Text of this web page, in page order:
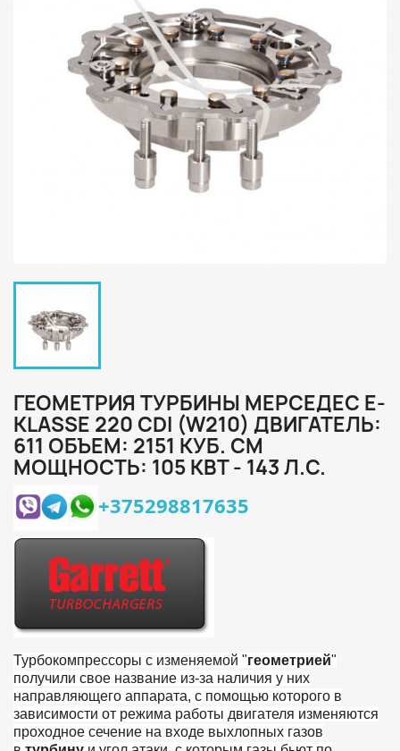
ГЕОМЕТРИЯ ТУРБИНЫ МЕРСЕДЕС E-
KLASSE 220 CDI (W210) ДВИГАТЕЛЬ:
611 ОБЪЕМ: 2151 КУБ. СМ
МОЩНОСТЬ: 105 КВТ - 143 Л.С.
+375298817635
Турбокомпрессоры с изменяемой "геометрией"
получили свое название из-за наличия у них
направляющего аппарата, с помощью которого в
зависимости от режима работы двигателя изменяются
проходное сечение на входе выхлопных газов